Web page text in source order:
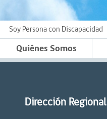
Soy Persona con Discapacidad
Quiénes Somos
Dirección Regional